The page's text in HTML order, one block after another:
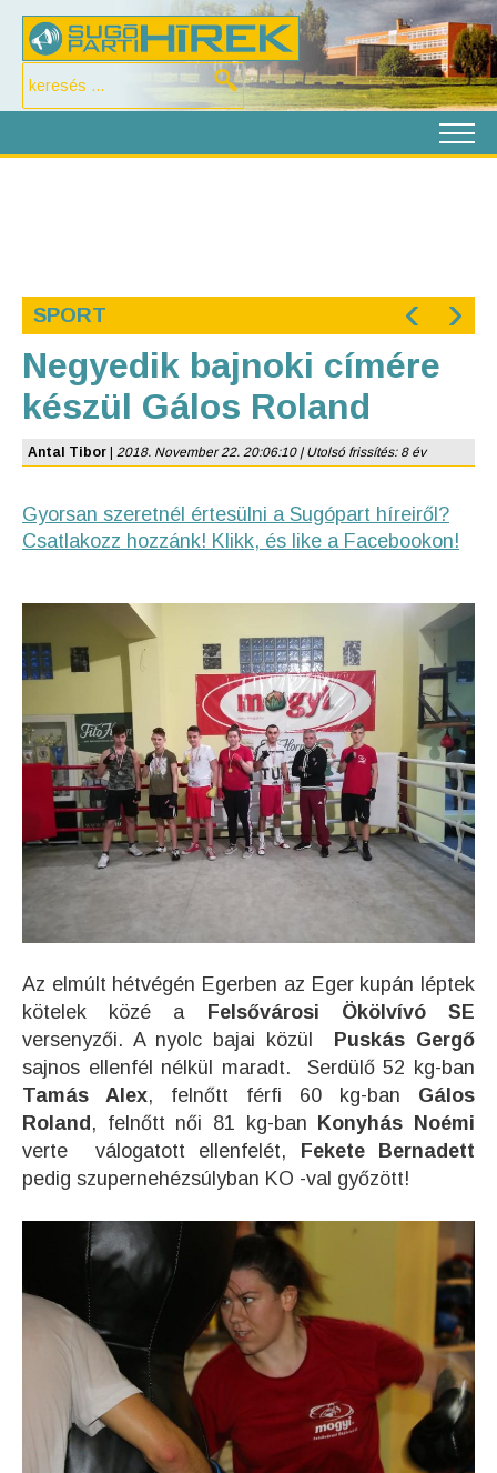
SPORT ‹ ›
Negyedik bajnoki címére
készül Gálos Roland
Antal Tibor 2018. November 22. 20:06:10 | Utolsó frissítés: 8 év
Gyorsan szeretnél értesülni a Sugópart híreiről?
Csatlakozz hozzánk! Klikk, és like a Facebookon!
Az elmúlt hétvégén Egerben az Eger kupán léptek
kötelek közé a
Felsővárosi Ökölvívó SE
versenyzői. A nyolc bajai közül
Puskás Gergő
sajnos ellenfél nélkül maradt. Serdülő 52 kg-ban
Tamás Alex, felnőtt férfi 60 kg-ban Gálos
Roland , felnőtt női 81 kg-ban
Konyhás Noémi
verte válogatott ellenfelét,
Fekete Bernadett
pedig szupernehézsúlyban KO -val győzött!